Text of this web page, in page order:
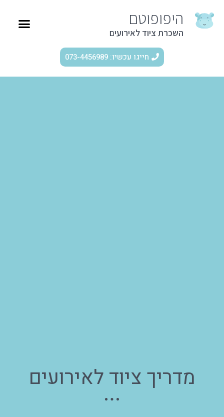
היפופוטם
השכרת ציוד לאירועים
חייגו עכשיו: 073-4456989
מדריך ציוד לאירועים